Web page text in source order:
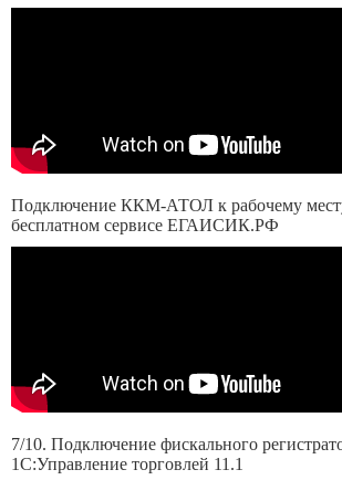
Подключение ККМ-АТОЛ к рабочему
бесплатном сервисе ЕГАИСИК.РФ
7/10. Подключение фискального
1С:Управление торговлей 11.1